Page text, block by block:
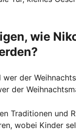
wie
der
Traditionen und
wobei Kinder